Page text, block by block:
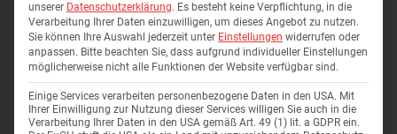
Wohnung
Wohnung 11
unserer Datenschutzerklärung. Es besteht keine Verpflichtung, in die
Verarbeitung Ihrer Daten einzuwilligen, um dieses Angebot zu nutzen.
Sie können Ihre Auswahl jederzeit unter Einstellungen widerrufen oder
anpassen. Bitte beachten Sie, dass aufgrund individueller Einstellungen
möglicherweise nicht alle Funktionen der Website verfügbar sind.
Einige Services verarbeiten personenbezogene Daten in den USA. Mit
Ihrer Einwilligung zur Nutzung dieser Services willigen Sie auch in die
Verarbeitung Ihrer Daten in den USA gemäß Art. 49 (1) lit. a GDPR ein.